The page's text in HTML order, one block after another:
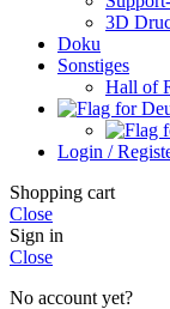
3D
Doku
Sonstiges
Hall of
Login /
Shopping cart
Close
Sign in
Close
No account yet?